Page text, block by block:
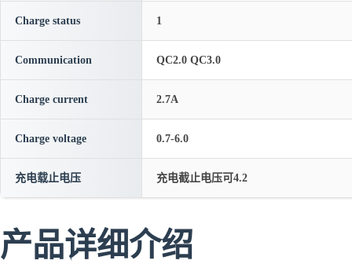
Charge status 1
Communication QC2.0 QC3.0
Charge current 2.7A
Charge voltage 0.7-6.0
充电载止电压 充电截止电压可4.2
产品详细介绍